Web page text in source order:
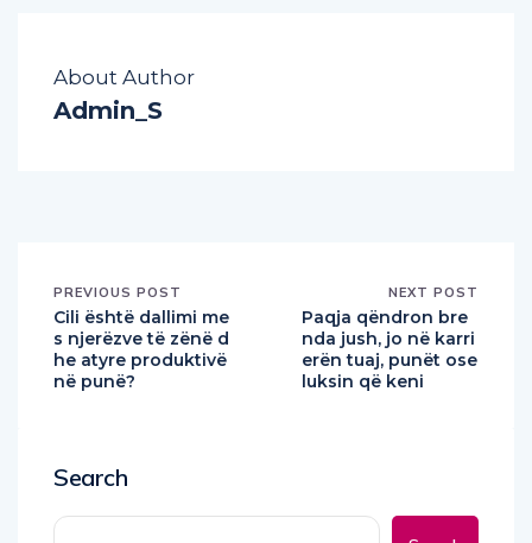
About Author
Admin_S
PREVIOUS POST
Cili është dallimi me
s njerëzve të zënë d
he atyre produktivë
në punë?
NEXT POST
Paqja qëndron bre
nda jush, jo në karri
erën tuaj, punët ose
luksin që keni
Search